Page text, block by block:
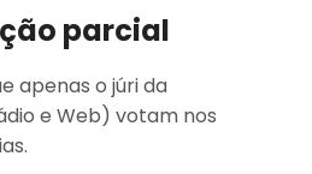
parcial
apenas o júri da
e Web) votam nos